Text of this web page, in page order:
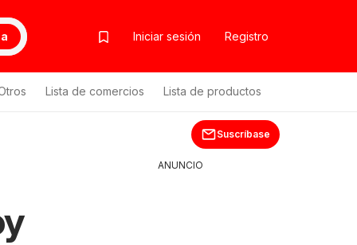
Iniciar sesión Registro
Lista de comercios Lista de productos
Suscríbase
ANUNCIO